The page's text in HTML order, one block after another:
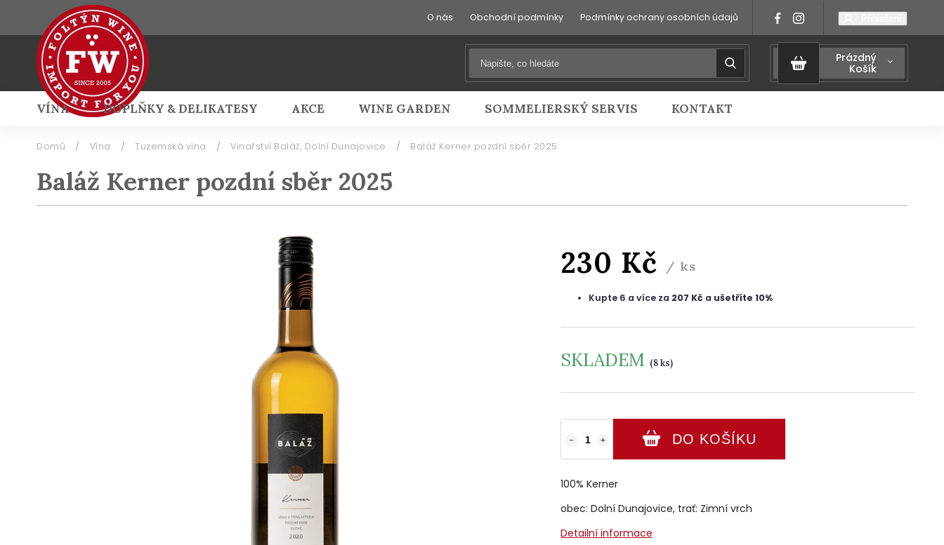
O nás Obchodní podmínky Podmínky ochrany osobních údajů
Prázdný
Košík
VÍNA DOPLŇKY & DELIKATESY AKCE WINE GARDEN SOMMELIERSKÝ SERVIS KONTAKT
Přihlášení
Domů / Vína / Tuzemská vína / Vinařství Baláž, Dolní Dunajovice / Baláž Kerner pozdní sběr 2025
Baláž Kerner pozdní sběr 2025
230 Kč / ks
Kupte 6 a více za 207 Kč a ušetříte 10%
SKLADEM (8 ks)
+
− DO KOŠÍKU
100% Kerner
obec: Dolní Dunajovice, trať: Zimní vrch
Detailní informace